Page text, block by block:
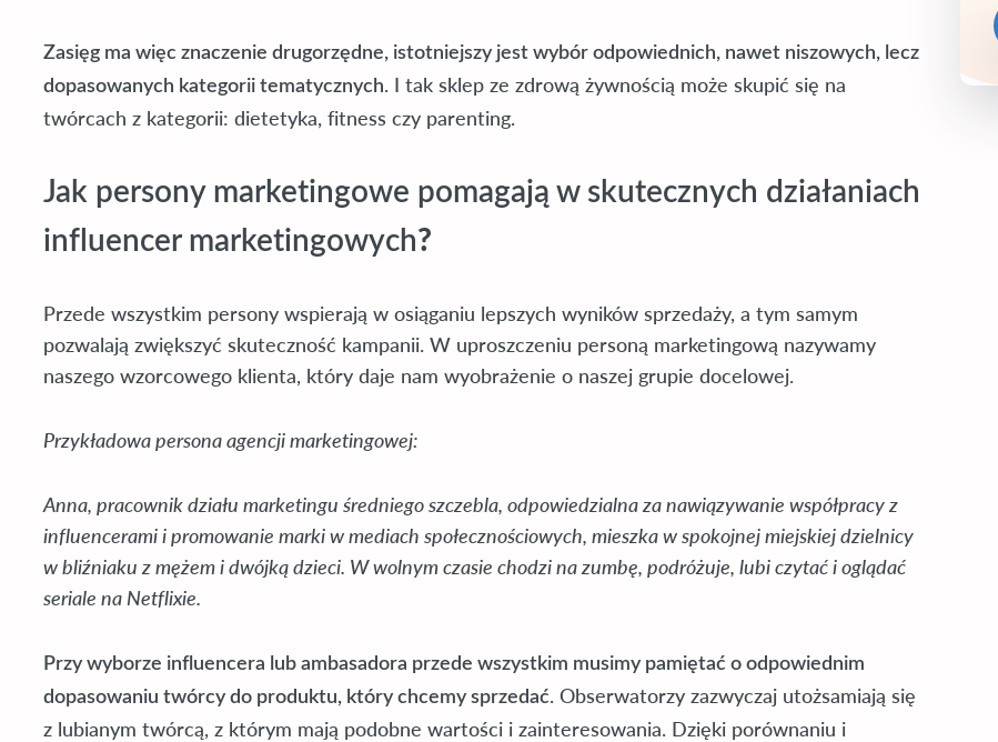
Zasięg ma więc znaczenie drugorzędne, istotniejszy jest wybór odpowiednich, nawet niszowych, lecz
dopasowanych kategorii tematycznych. I tak sklep ze zdrową żywnością może skupić się na
twórcach z kategorii: dietetyka, fitness czy parenting.
Jak persony marketingowe pomagają w skutecznych działaniach
influencer marketingowych?
Przede wszystkim persony wspierają w osiąganiu lepszych wyników sprzedaży, a tym samym
pozwalają zwiększyć skuteczność kampanii. W uproszczeniu personą marketingową nazywamy
naszego wzorcowego klienta, który daje nam wyobrażenie o naszej grupie docelowej.
Przykładowa persona agencji marketingowej:
Anna, pracownik działu marketingu średniego szczebla, odpowiedzialna za nawiązywanie współpracy z
influencerami i promowanie marki w mediach społecznościowych, mieszka w spokojnej miejskiej dzielnicy
w bliźniaku z mężem i dwójką dzieci. W wolnym czasie chodzi na zumbę, podróżuje, lubi czytać i oglądać
seriale na Netflixie.
Przy wyborze influencera lub ambasadora przede wszystkim musimy pamiętać o odpowiednim
dopasowaniu twórcy do produktu, który chcemy sprzedać. Obserwatorzy zazwyczaj utożsamiają się
z lubianym twórcą, z którym mają podobne wartości i zainteresowania. Dzięki porównaniu i